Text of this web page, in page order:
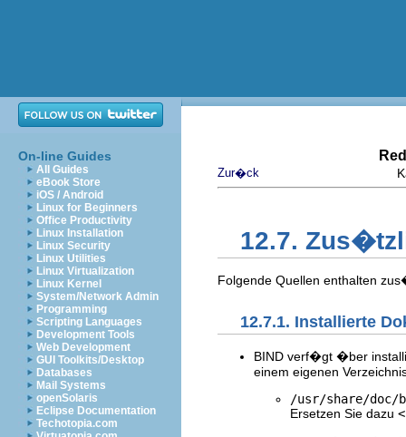
On-line Guides
All Guides
eBook Store
iOS / Android
Linux for Beginners
Office Productivity
Linux Installation
Linux Security
Linux Utilities
Linux Virtualization
Linux Kernel
System/Network Admin
Programming
Scripting Languages
Development Tools
Web Development
GUI Toolkits/Desktop
Databases
Mail Systems
openSolaris
Eclipse Documentation
Techotopia.com
Zur�ck
12.7.
Folgende Quellen enthalten
12.7.1. Installierte
BIND verf�gt �ber
einem eigenen
/usr/share/doc/
Ersetzen Sie dazu